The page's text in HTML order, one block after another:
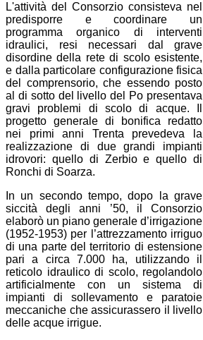
L'attività del Consorzio consisteva nel
predisporre e coordinare un
programma organico di interventi
idraulici, resi necessari dal grave
disordine della rete di scolo esistente,
e dalla particolare configurazione fisica
del comprensorio, che essendo posto
al di sotto del livello del Po presentava
gravi problemi di scolo di acque. Il
progetto generale di bonifica redatto
nei primi anni Trenta prevedeva la
realizzazione di due grandi impianti
idrovori: quello di Zerbio e quello di
Ronchi di Soarza.
In un secondo tempo, dopo la grave
siccità degli anni ’50, il Consorzio
elaborò un piano generale d’irrigazione
(1952-1953) per l’attrezzamento irriguo
di una parte del territorio di estensione
pari a circa 7.000 ha, utilizzando il
reticolo idraulico di scolo, regolandolo
artificialmente con un sistema di
impianti di sollevamento e paratoie
meccaniche che assicurassero il livello
delle acque irrigue.